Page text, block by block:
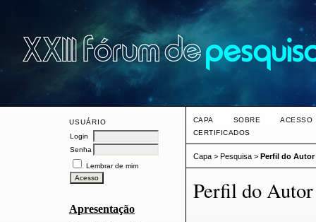
USUÁRIO
Login
Senha
Lembrar de mim
Apresentação
CAPA SOBRE
ACESSO
CERTIFICADOS
Capa> Pesquisa> Perfil do Autor
Perfil do Autor